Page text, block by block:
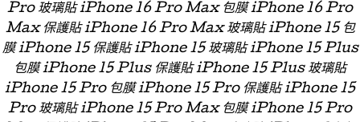
Pro 玻璃貼 iPhone 16 Pro Max 包膜 iPhone 16 Pro
Max 保護貼 iPhone 16 Pro Max 玻璃貼 iPhone 15 包
膜 iPhone 15 保護貼 iPhone 15 玻璃貼 iPhone 15 Plus
包膜 iPhone 15 Plus 保護貼 iPhone 15 Plus 玻璃貼
iPhone 15 Pro 包膜 iPhone 15 Pro 保護貼 iPhone 15
Pro 玻璃貼 iPhone 15 Pro Max 包膜 iPhone 15 Pro